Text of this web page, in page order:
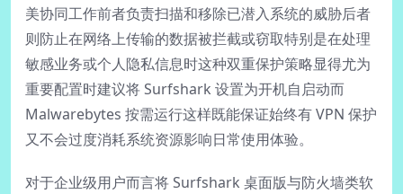
美协同工作前者负责扫描和移除已潜入系统的威胁后者
则防止在网络上传输的数据被拦截或窃取特别是在处理
敏感业务或个人隐私信息时这种双重保护策略显得尤为
重要配置时建议将 Surfshark 设置为开机自启动而
Malwarebytes 按需运行这样既能保证始终有 VPN 保护
又不会过度消耗系统资源影响日常使用体验。
对于企业级用户而言将 Surfshark 桌面版与防火墙类软